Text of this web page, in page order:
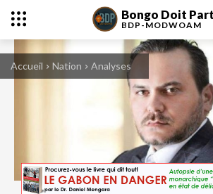
Bongo Doit
BDP-MODWOAM
Accueil Nation Analyses